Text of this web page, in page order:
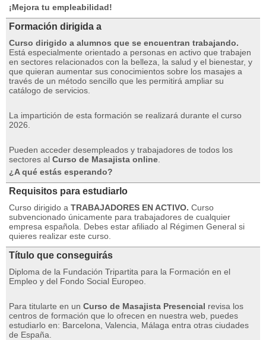
¡Mejora tu empleabilidad!
Formación dirigida a
Curso dirigido a alumnos que se encuentran trabajando.
Está especialmente orientado a personas en activo que trabajen
en sectores relacionados con la belleza, la salud y el bienestar, y
que quieran aumentar sus conocimientos sobre los masajes a
través de un método sencillo que les permitirá ampliar su
catálogo de servicios.
La impartición de esta formación se realizará durante el curso
2026.
Pueden acceder desempleados y trabajadores de todos los
sectores al Curso de Masajista online
¿A qué estás esperando?
Requisitos para estudiarlo
Curso dirigido a TRABAJADORES EN ACTIVO. Curso
subvencionado únicamente para trabajadores de cualquier
empresa española. Debes estar afiliado al Régimen General si
quieres realizar este curso.
Título que conseguirás
Diploma de la Fundación Tripartita para la Formación en el
Empleo y del Fondo Social Europeo.
Para titularte en un Curso de Masajista Presencial revisa los
centros de formación que lo ofrecen en nuestra web, puedes
estudiarlo en: Barcelona, ​​Valencia, Málaga entra otras ciudades
de España.